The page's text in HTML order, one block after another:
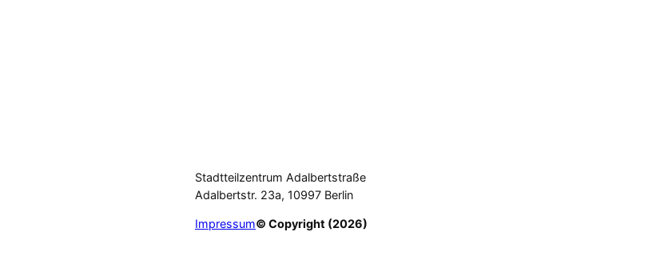
Stadtteilzentrum Adalbertstraße
Adalbertstr. 23a, 10997 Berlin
Impressum© Copyright (2026)